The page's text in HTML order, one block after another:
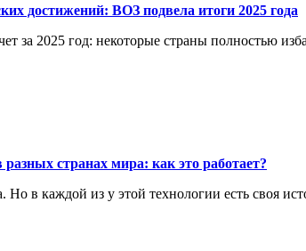
достижений: ВОЗ подвела итоги 2025 года
за 2025 год: некоторые страны полностью
странах мира: как это работает?
в каждой из у этой технологии есть своя